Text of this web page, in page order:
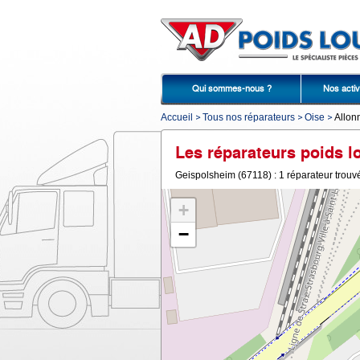
Qui sommes-nous ? Nos
Accueil Tous nos réparateurs Oise
Les réparateurs poids
Geispolsheim (67118) : 1 réparateur
+
−